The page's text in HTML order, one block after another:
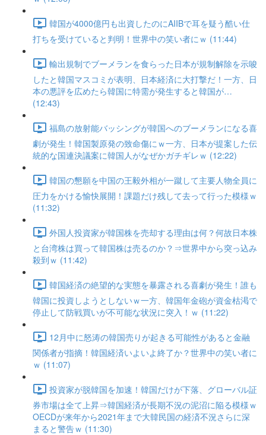
韓国が4000億円も出資したのにAIIBで耳を疑う酷い仕
打ちを受けていると判明！世界中の笑い者にｗ (11:44)
輸出規制でブーメランを食らった日本が規制解除を示唆
したと韓国マスコミが表明、日本経済に大打撃だ！一方、日
本の悪評を広めたら韓国に特需が発生すると韓国が…
(12:43)
福島の放射能バッシングが韓国へのブーメランになる喜
劇が発生！韓国製原発の致命傷にｗ一方、日本が提案した伝
統的な国連決議案に韓国人がなぜかガチギレｗ (12:22)
韓国の懇願を中国の王毅外相が一蹴して主要人物全員に
圧力をかける愉快展開！課題だけ残して去って行った模様ｗ
(11:32)
外国人投資家が韓国株を売却する理由は何？何故日本株
と台湾株は買って韓国株は売るのか？⇒世界中から突っ込み
殺到ｗ (11:42)
韓国経済の絶望的な実態を暴露される喜劇が発生！誰も
韓国に投資しようとしないｗ一方、韓国年金砲が資金枯渇で
停止して防戦買いが不可能な状況に突入！ｗ (11:22)
12月中に怒涛の韓国売りが起きる可能性があると金融
関係者が指摘！韓国経済いよいよ終了か？世界中の笑い者に
ｗ (11:07)
投資家が脱韓国を加速！韓国だけが下落、グローバル証
券市場は全て上昇⇒韓国経済が長期不況の泥沼に陥る模様ｗ
OECDが来年から2021年まで大韓民国の経済不況さらに深
まると警告ｗ (11:30)